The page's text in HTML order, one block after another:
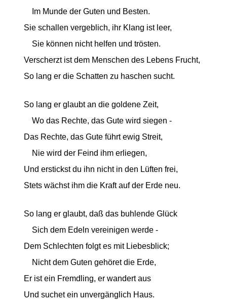
Im Munde der Guten und Besten.
Sie schallen vergeblich, ihr Klang ist leer,
Sie können nicht helfen und trösten.
Verscherzt ist dem Menschen des Lebens Frucht,
So lang er die Schatten zu haschen sucht.
So lang er glaubt an die goldene Zeit,
Wo das Rechte, das Gute wird siegen -
Das Rechte, das Gute führt ewig Streit,
Nie wird der Feind ihm erliegen,
Und erstickst du ihn nicht in den Lüften frei,
Stets wächst ihm die Kraft auf der Erde neu.
So lang er glaubt, daß das buhlende Glück
Sich dem Edeln vereinigen werde -
Dem Schlechten folgt es mit Liebesblick;
Nicht dem Guten gehöret die Erde,
Er ist ein Fremdling, er wandert aus
Und suchet ein unvergänglich Haus.